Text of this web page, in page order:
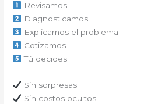
Revisamos
Diagnosticamos
Explicamos el problema
Cotizamos
Tú decides
Sin sorpresas
Sin costos ocultos